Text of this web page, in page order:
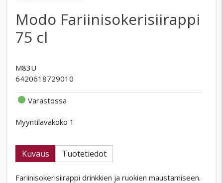
Modo Fariinisokerisiirappi
75 cl
M83U
6420618729010
Varastossa
Myyntilavakoko 1
Kuvaus Tuotetiedot
Fariinisokerisiirappi drinkkien ja ruokien maustamiseen.